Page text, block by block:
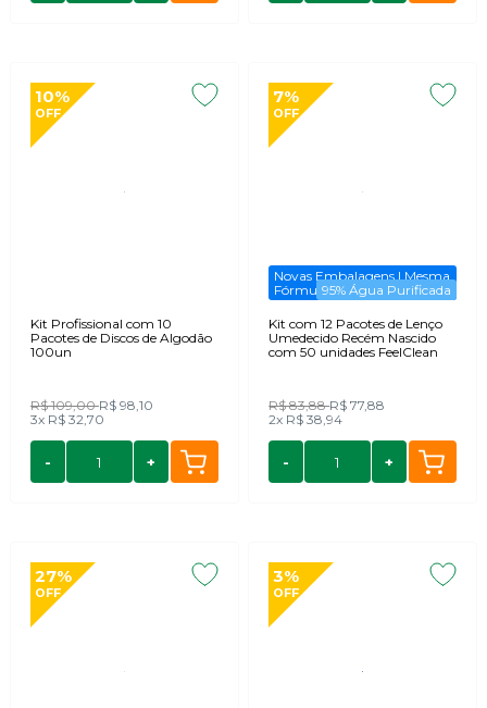
10%
OFF
Kit Profissional com 10
Pacotes de Discos de Algodão
100un
R$ 109,00R$ 98,10
3x R$ 32,70
- +
7%
OFF
Novas Embalagens | Mesma
Fórmula95% Água Purificada
Kit com 12 Pacotes de Lenço
Umedecido Recém Nascido
com 50 unidades FeelClean
R$ 83,88R$ 77,88
2x R$ 38,94
- +
27%
OFF
3%
OFF